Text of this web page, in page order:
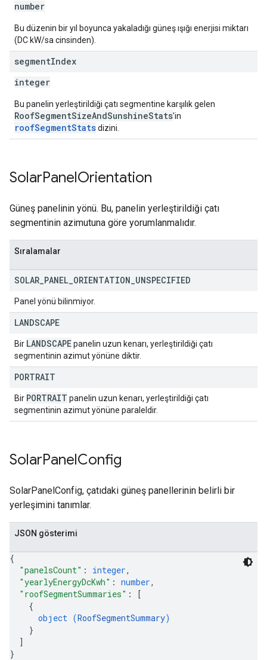
number
Bu düzenin bir yıl boyunca yakaladığı güneş ışığı enerjisi miktarı
(DC kW/sa cinsinden).
segmentIndex
integer
Bu panelin yerleştirildiği çatı segmentine karşılık gelen
RoofSegmentSizeAndSunshineStats'in
roofSegmentStatsdizini.
SolarPanelOrientation
Güneş panelinin yönü. Bu, panelin yerleştirildiği çatı
segmentinin azimutuna göre yorumlanmalıdır.
Sıralamalar
SOLAR PANEL ORIENTATION UNSPECIFIED
Panel yönü bilinmiyor.
LANDSCAPE
Bir LANDSCAPEpanelin uzun kenarı, yerleştirildiği çatı
segmentinin azimut yönüne diktir.
PORTRAIT
Bir PORTRAIT panelin uzun kenarı, yerleştirildiği çatı
segmentinin azimut yönüne paraleldir.
SolarPanelConfig
SolarPanelConfig, çatıdaki güneş panellerinin belirli bir
yerleşimini tanımlar.
JSON gösterimi
{
"panelsCount" : integer,
"yearlyEnergyDcKwh" : number,
"roofSegmentSummaries" :
[
{
object (RoofSegmentSummary)
}
]
}